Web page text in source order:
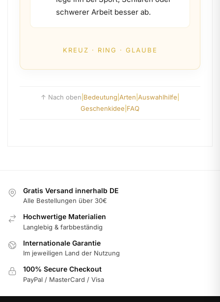
schwerer Arbeit besser ab.
KREUZ · RING · GLAUBE
↑ Nach oben Bedeutung Arten Auswahlhilfe
Geschenkidee FAQ
Gratis Versand innerhalb DE
Alle Bestellungen über 30€
Hochwertige Materialien
Langlebig & farbbeständig
Internationale Garantie
Im jeweiligen Land der Nutzung
100% Secure Checkout
PayPal / MasterCard / Visa